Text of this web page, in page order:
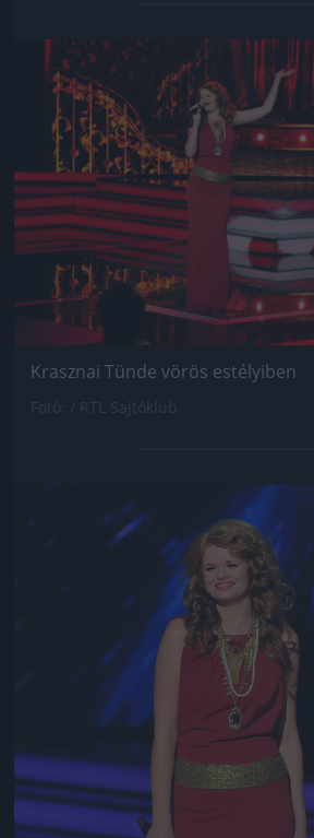
Jön még kép!
Krasznai Tünde vörös estélyiben
Jön még kép!